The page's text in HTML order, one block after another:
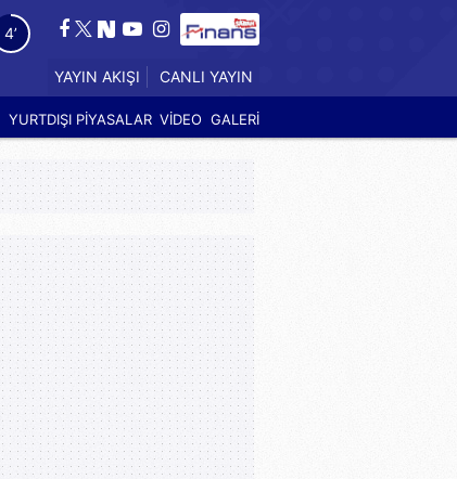
3’
YAYIN AKIŞI CANLI YAYIN
YURTDIŞI PİYASALAR VİDEO GALERİ